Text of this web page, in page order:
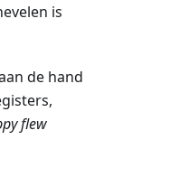
is
de hand
flew